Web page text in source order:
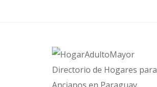
Directorio de Hogares para